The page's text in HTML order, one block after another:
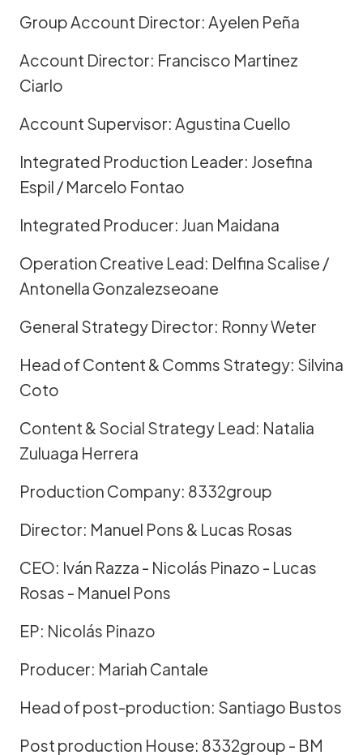
Group Account Director: Ayelen Peña
Account Director: Francisco Martinez
Ciarlo
Account Supervisor: Agustina Cuello
Integrated Production Leader: Josefina
Espil / Marcelo Fontao
Integrated Producer: Juan Maidana
Operation Creative Lead: Delfina Scalise /
Antonella Gonzalezseoane
General Strategy Director: Ronny Weter
Head of Content & Comms Strategy: Silvina
Coto
Content & Social Strategy Lead: Natalia
Zuluaga Herrera
Production Company: 8332group
Director: Manuel Pons & Lucas Rosas
CEO: Iván Razza - Nicolás Pinazo - Lucas
Rosas - Manuel Pons
EP: Nicolás Pinazo
Producer: Mariah Cantale
Head of post-production: Santiago Bustos
Post production House: 8332group - BM